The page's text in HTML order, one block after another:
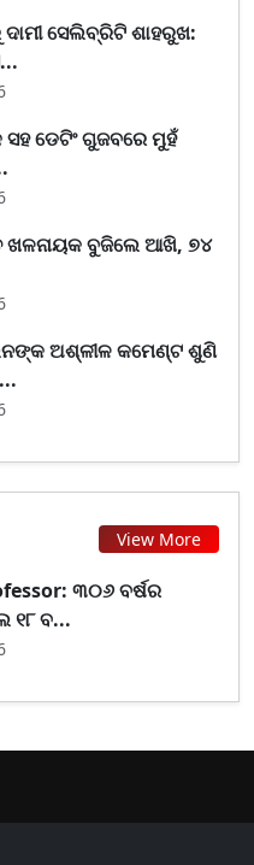
ସେଲିବ୍ରିଟି ଶାହରୁଖ:
ଡେଟିଂ ଗୁଜବରେ ମୁହଁ
ଖଳନାୟକ ବୁଜିଲେ ଆଖି, ୭୪
ଅଶ୍ଳୀଳ କମେଣ୍ଟ ଶୁଣି
View More
୩୦୬ ବର୍ଷର
୧୮ ବ...